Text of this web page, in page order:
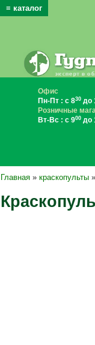
x
≡ каталог
Офис
Пн-Пт : с 830 до
Розничные
Вт-Вс : с 900 до
Главная » краскопульты »